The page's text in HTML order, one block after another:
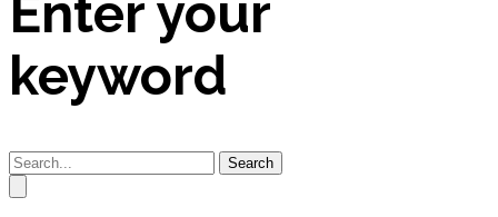
Enter your
keyword
Search